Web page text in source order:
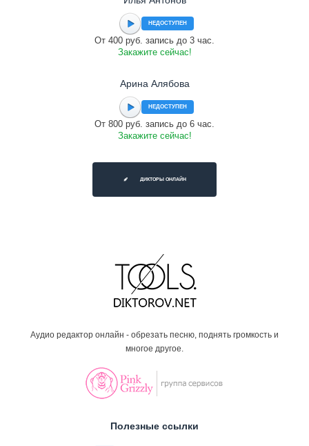
НЕДОСТУПЕН
От 400 руб. запись до 3 час.
Закажите сейчас!
Арина Алябова
НЕДОСТУПЕН
От 800 руб. запись до 6 час.
Закажите сейчас!
ДИКТОРЫ ОНЛАЙН
Аудио редактор онлайн - обрезать песню, поднять громкость и
многое другое.
Полезные ссылки